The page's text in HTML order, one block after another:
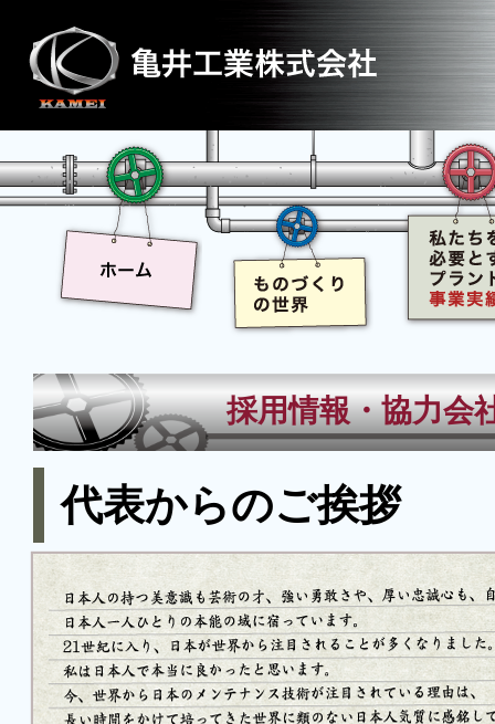
採用情報・協力会
代表からのご挨拶